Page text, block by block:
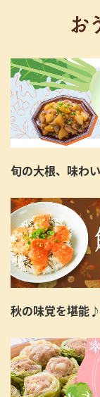
旬の大根、味わ
秋の味覚を堪能